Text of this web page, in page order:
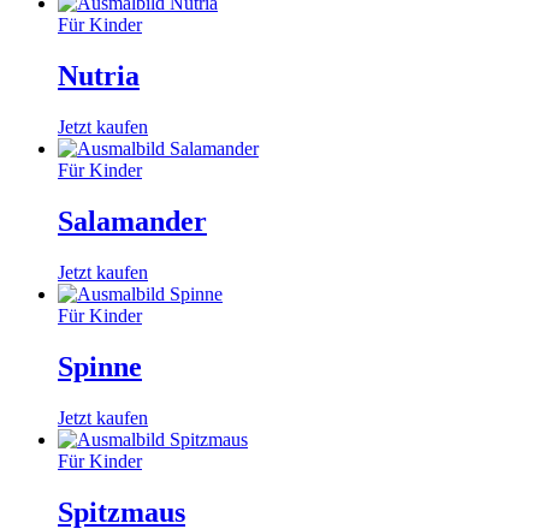
Für Kinder
Nutria
Jetzt kaufen
Für Kinder
Salamander
Jetzt kaufen
Für Kinder
Spinne
Jetzt kaufen
Für Kinder
Spitzmaus